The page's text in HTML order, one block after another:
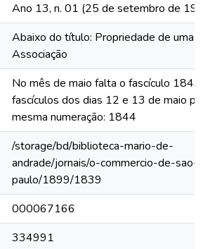
Ano 13, n. 01 (25 de setembro de
Abaixo do título: Propriedade de uma
Associação
No mês de maio falta o fascículo
fascículos dos dias 12 e 13 de maio
mesma numeração: 1844
/storage/bd/biblioteca-mario-de-
andrade/jornais/o-commercio-de-sao-
paulo/1899/1839
000067166
334991